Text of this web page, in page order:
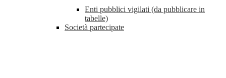
Enti pubblici vigilati (da pubblicare in
tabelle)
Società partecipate